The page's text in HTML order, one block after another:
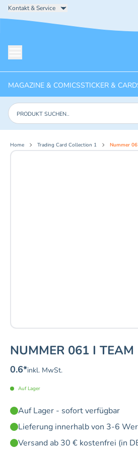
Kontakt & Service
MAGAZINE & COMICSSTICKER &
Produkte suchen
Home Trading Card Collection 1 Nummer
NUMMER 061 I TEAM
0.6*inkl. MwSt.
Auf Lager
Auf Lager - sofort verfügbar
Lieferung innerhalb von 3-6
Versand ab 30 € kostenfrei (in